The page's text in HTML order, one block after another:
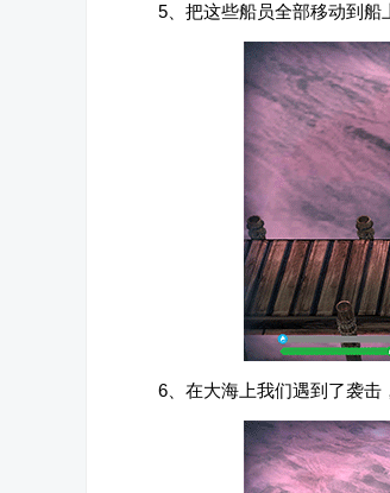
5、把这些船员全部移动到船
6、在大海上我们遇到了袭击